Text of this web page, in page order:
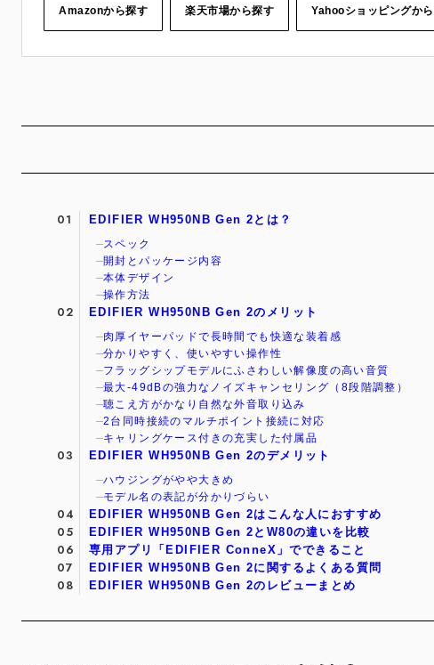
Amazonから探す 楽天市場から探す Yahooショッピングか
EDIFIER WH950NB Gen 2とは？
スペック
開封とパッケージ内容
本体デザイン
操作方法
EDIFIER WH950NB Gen 2のメリット
肉厚イヤーパッドで長時間でも快適な装着感
分かりやすく、使いやすい操作性
フラッグシップモデルにふさわしい解像度の高い音質
最大-49dBの強力なノイズキャンセリング（8段階調整）
聴こえ方がかなり自然な外音取り込み
2台同時接続のマルチポイント接続に対応
キャリングケース付きの充実した付属品
EDIFIER WH950NB Gen 2のデメリット
ハウジングがやや大きめ
モデル名の表記が分かりづらい
EDIFIER WH950NB Gen 2はこんな人におすすめ
EDIFIER WH950NB Gen 2とW80の違いを比較
専用アプリ「EDIFIER ConneX」でできること
EDIFIER WH950NB Gen 2に関するよくある質問
EDIFIER WH950NB Gen 2のレビューまとめ